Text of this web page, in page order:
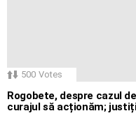
500 Votes
Rogobete, despre cazul
curajul să acționăm;